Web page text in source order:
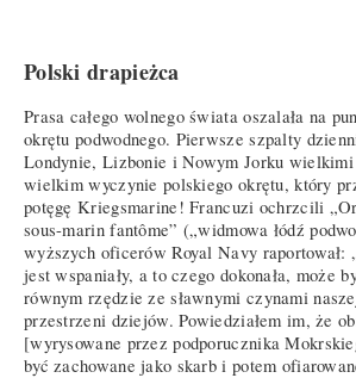
Polski drapieżca
Prasa całego wolnego świata oszalała na
okrętu podwodnego. Pierwsze szpalty
Londynie, Lizbonie i Nowym Jorku wielkimi
wielkim wyczynie polskiego okrętu, który
potęgę Kriegsmarine! Francuzi ochrzcili
sous-marin fantôme” („widmowa łódź
wyższych oficerów Royal Navy raportował:
jest wspaniały, a to czego dokonała, może
równym rzędzie ze sławnymi czynami
przestrzeni dziejów. Powiedziałem im, że
[wyrysowane przez podporucznika
być zachowane jako skarb i potem